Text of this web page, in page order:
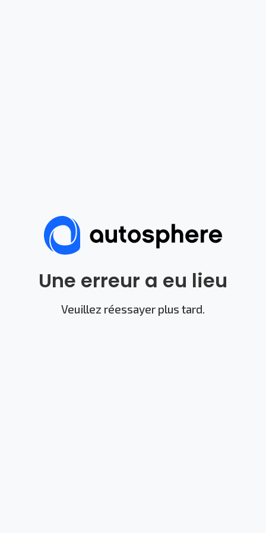
Une erreur a eu lieu
Veuillez réessayer plus tard.